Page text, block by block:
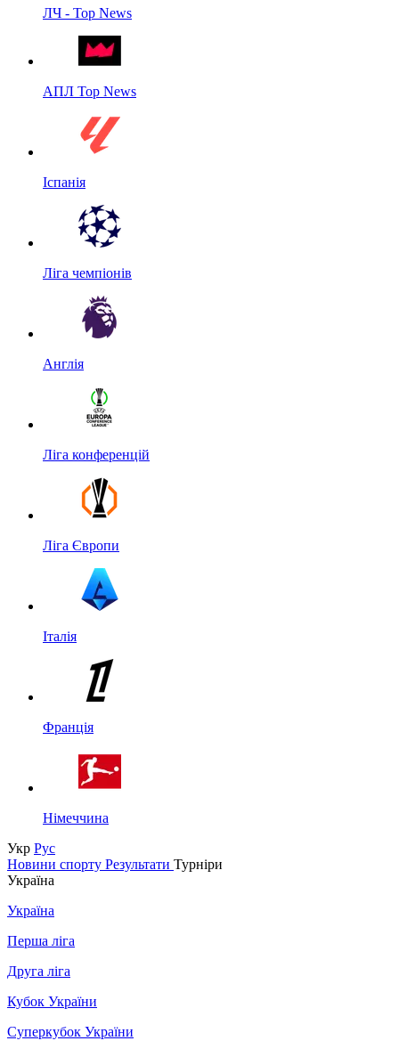
ЛЧ - Top News
АПЛ Top News
Іспанія
Ліга чемпіонів
Англія
Ліга конференцій
Ліга Європи
Італія
Франція
Німеччина
Укр Рус
Новини спорту Результати Турніри
Україна
Україна
Перша ліга
Друга ліга
Кубок України
Суперкубок України